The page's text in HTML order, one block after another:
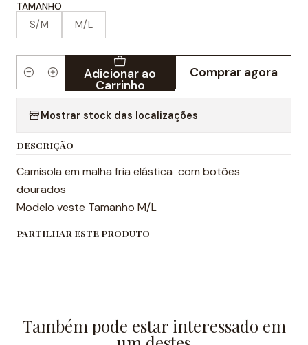
TAMANHO
S/M M/L
Quantidade Adicionar ao
Carrinho
Comprar agora
Mostrar stock das localizações
DESCRIÇÃO
Camisola em malha fria elástica com botões
dourados
Modelo veste Tamanho M/L
PARTILHAR ESTE PRODUTO
Também pode estar interessado em